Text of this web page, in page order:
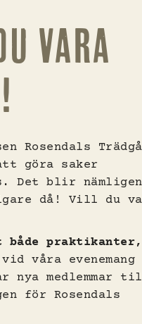
VARA
Rosendals
göra saker
Det blir
då! Vill du
både praktikanter,
vid våra evenemang
nya medlemmar
för Rosendals